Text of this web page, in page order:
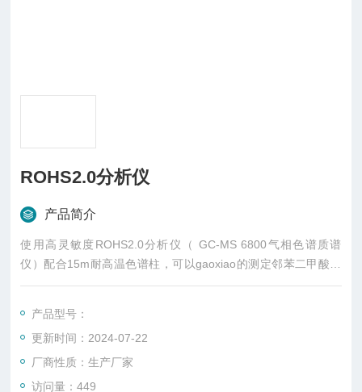
ROHS2.0分析仪
产品简介
使用高灵敏度ROHS2.0分析仪（ GC-MS 6800气相色谱质谱
仪）配合15m耐高温色谱柱，可以gaoxiao的测定邻苯二甲酸酯
和溴系阻燃剂。
产品型号：
更新时间：2024-07-22
厂商性质：生产厂家
访问量：449